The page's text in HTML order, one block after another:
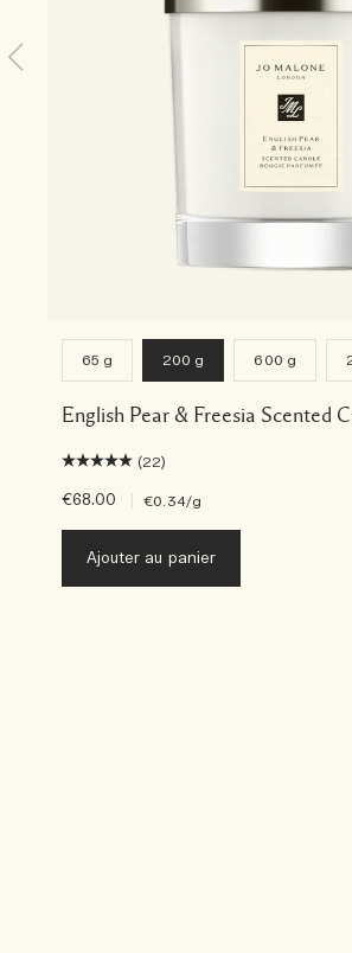
65 g 200 g 600 g
English Pear & Freesia Scented
(22)
€68.00 €0.34/g
Ajouter au panier